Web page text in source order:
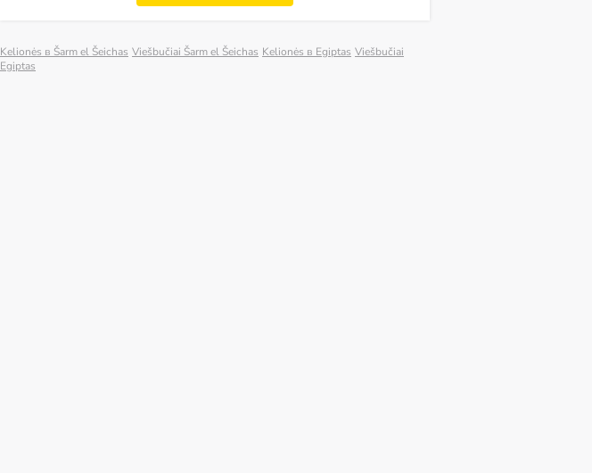
Kelionės в Šarm el Šeichas Viešbučiai Šarm el Šeichas Kelionės в Egiptas Viešbučiai
Egiptas